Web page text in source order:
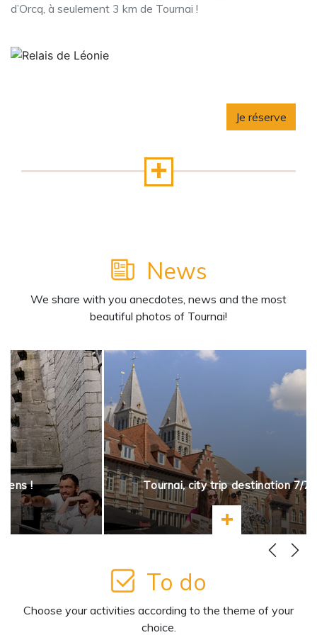
d’Orcq, à seulement 3 km de Tournai !
Je réserve
News
We share with you anecdotes, news and the most
beautiful photos of Tournai!
! Tournai, city trip destination 7/7
Learn more
To do
Choose your activities according to the theme of your
choice.